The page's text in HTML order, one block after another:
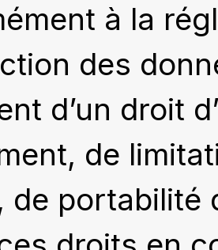
à la
des
d’un droit
de
de portabilité